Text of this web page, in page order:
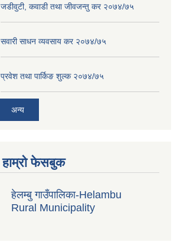
जडीवुटी, कवाडी तथा जीवजन्तु कर २०७४/७५
सवारी साधन व्यवसाय कर २०७४/७५
प्रवेश तथा पार्किङ शुल्क २०७४/७५
अन्य
हाम्रो फेसबुक
हेलम्बु गाउँपालिका-Helambu
Rural Municipality